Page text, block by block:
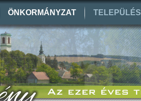
ÖNKORMÁNYZAT TELEPÜLÉS